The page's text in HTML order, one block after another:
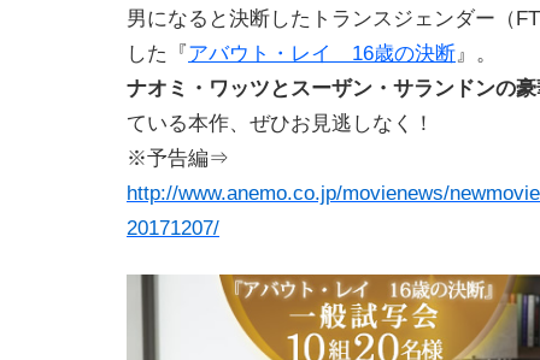
男になると決断したトランスジェンダー（
した『アバウト・レイ 16歳の決断』。
ナオミ・ワッツとスーザン・サランドンの
ている本作、ぜひお見逃しなく！
※予告編⇒
http://www.anemo.co.jp/movienews/
20171207/